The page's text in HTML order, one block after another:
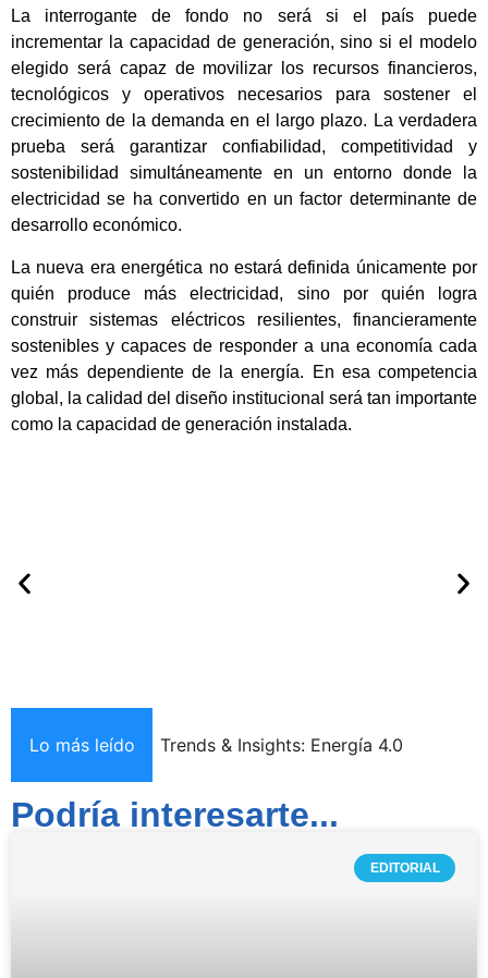
La interrogante de fondo no será si el país puede
incrementar la capacidad de generación, sino si el modelo
elegido será capaz de movilizar los recursos financieros,
tecnológicos y operativos necesarios para sostener el
crecimiento de la demanda en el largo plazo. La verdadera
prueba será garantizar confiabilidad, competitividad y
sostenibilidad simultáneamente en un entorno donde la
electricidad se ha convertido en un factor determinante de
desarrollo económico.
La nueva era energética no estará definida únicamente por
quién produce más electricidad, sino por quién logra
construir sistemas eléctricos resilientes, financieramente
sostenibles y capaces de responder a una economía cada
vez más dependiente de la energía. En esa competencia
global, la calidad del diseño institucional será tan importante
como la capacidad de generación instalada.
Lo más leído Trends & Insights: Energía 4.0
Podría interesarte...
EDITORIAL